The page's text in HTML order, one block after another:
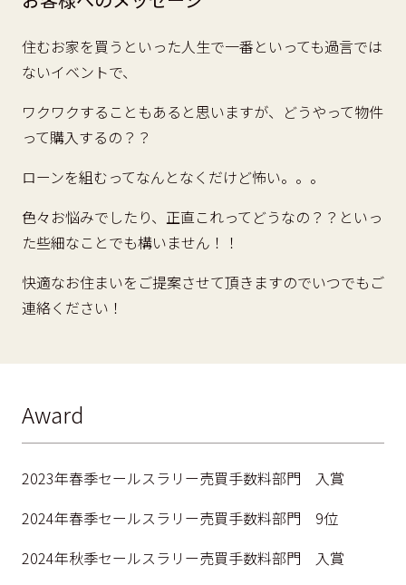
住むお家を買うといった人生で一番といっても過言では
ないイベントで、
ワクワクすることもあると思いますが、どうやって物件
って購入するの？？
ローンを組むってなんとなくだけど怖い。。。
色々お悩みでしたり、正直これってどうなの？？といっ
た些細なことでも構いません！！
快適なお住まいをご提案させて頂きますのでいつでもご
連絡ください！
Award
2023年春季セールスラリー売買手数料部門 入賞
2024年春季セールスラリー売買手数料部門 9位
2024年秋季セールスラリー売買手数料部門 入賞